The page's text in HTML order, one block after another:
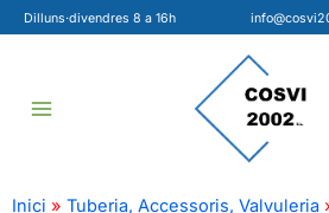
al
Dilluns·divendres 8 a 16h
Inici
Tuberia, Accessoris, Valvuleria